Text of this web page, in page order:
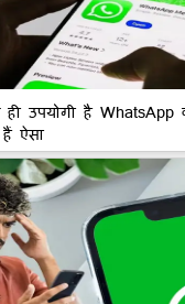
उपयोगी है WhatsApp
ऐसा